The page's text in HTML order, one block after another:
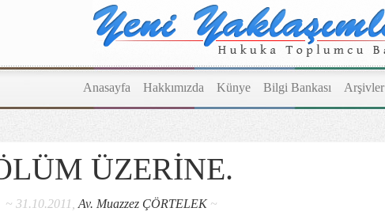
Anasayfa Hakkımızda Künye Bilgi Bankası Arşivler
ÜZERİNE.
~ 31.10.2011, Av. Muazzez ÇÖRTELEK~